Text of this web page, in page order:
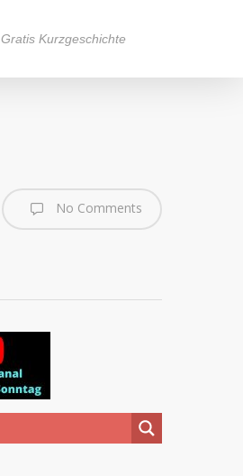
Gratis Kurzgeschichte
No Comments